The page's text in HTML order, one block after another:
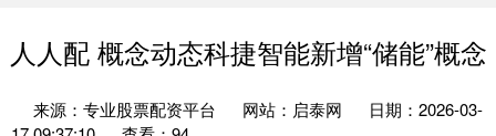
人人配 概念动态科捷智能新增“储能”概念
来源：专业股票配资平台 网站：启泰网
日期：2026-03-